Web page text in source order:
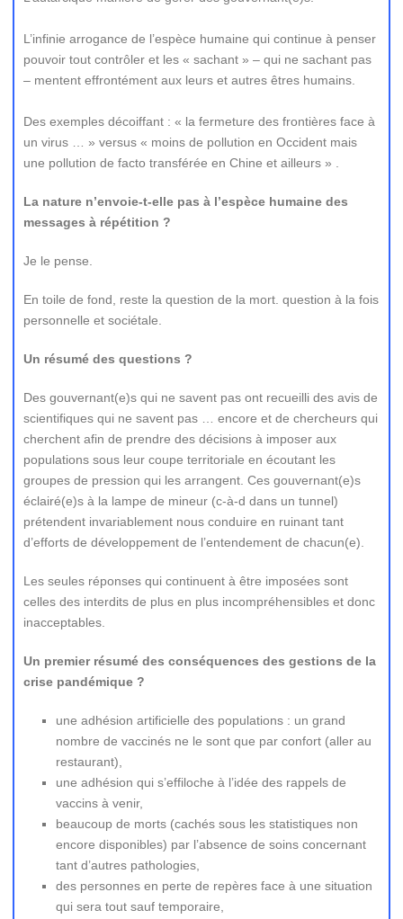
L’infinie arrogance de l’espèce humaine qui continue à penser
pouvoir tout contrôler et les « sachant » – qui ne sachant pas
– mentent effrontément aux leurs et autres êtres humains.
Des exemples décoiffant : « la fermeture des frontières face à
un virus … » versus « moins de pollution en Occident mais
une pollution de facto transférée en Chine et ailleurs » .
La nature n’envoie-t-elle pas à l’espèce humaine des
messages à répétition ?
Je le pense.
En toile de fond, reste la question de la mort. question à la fois
personnelle et sociétale.
Un résumé des questions ?
Des gouvernant(e)s qui ne savent pas ont recueilli des avis de
scientifiques qui ne savent pas … encore et de chercheurs qui
cherchent afin de prendre des décisions à imposer aux
populations sous leur coupe territoriale en écoutant les
groupes de pression qui les arrangent. Ces gouvernant(e)s
éclairé(e)s à la lampe de mineur (c-à-d dans un tunnel)
prétendent invariablement nous conduire en ruinant tant
d’efforts de développement de l’entendement de chacun(e).
Les seules réponses qui continuent à être imposées sont
celles des interdits de plus en plus incompréhensibles et donc
inacceptables.
Un premier résumé des conséquences des gestions de la
crise pandémique ?
une adhésion artificielle des populations : un grand
nombre de vaccinés ne le sont que par confort (aller au
restaurant),
une adhésion qui s’effiloche à l’idée des rappels de
vaccins à venir,
beaucoup de morts (cachés sous les statistiques non
encore disponibles) par l’absence de soins concernant
tant d’autres pathologies,
des personnes en perte de repères face à une situation
qui sera tout sauf temporaire,